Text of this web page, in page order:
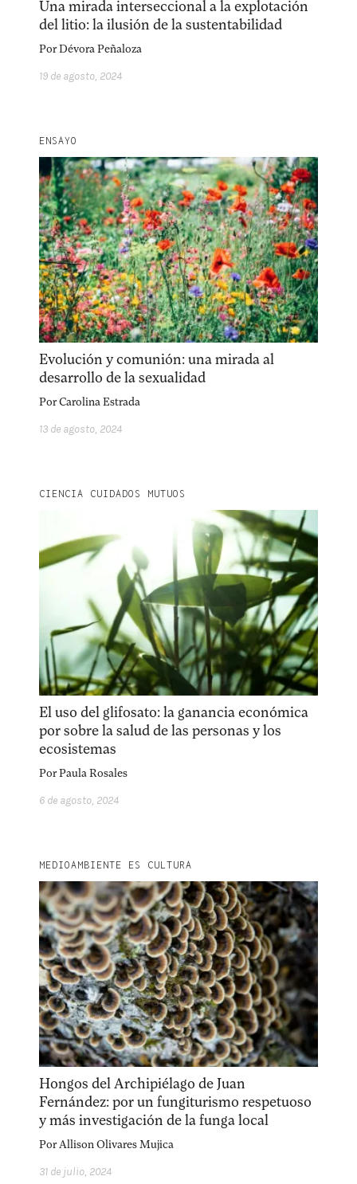
Una mirada interseccional a la explotación
del litio: la ilusión de la sustentabilidad
PorDévora Peñaloza
19 de agosto, 2024
ENSAYO
Evolución y comunión: una mirada al
desarrollo de la sexualidad
PorCarolina Estrada
13 de agosto, 2024
CIENCIA CUIDADOS MUTUOS
El uso del glifosato: la ganancia económica
por sobre la salud de las personas y los
ecosistemas
PorPaula Rosales
6 de agosto, 2024
MEDIOAMBIENTE ES CULTURA
Hongos del Archipiélago de Juan
Fernández: por un fungiturismo respetuoso
y más investigación de la funga local
Por Allison Olivares Mujica
31 de julio, 2024